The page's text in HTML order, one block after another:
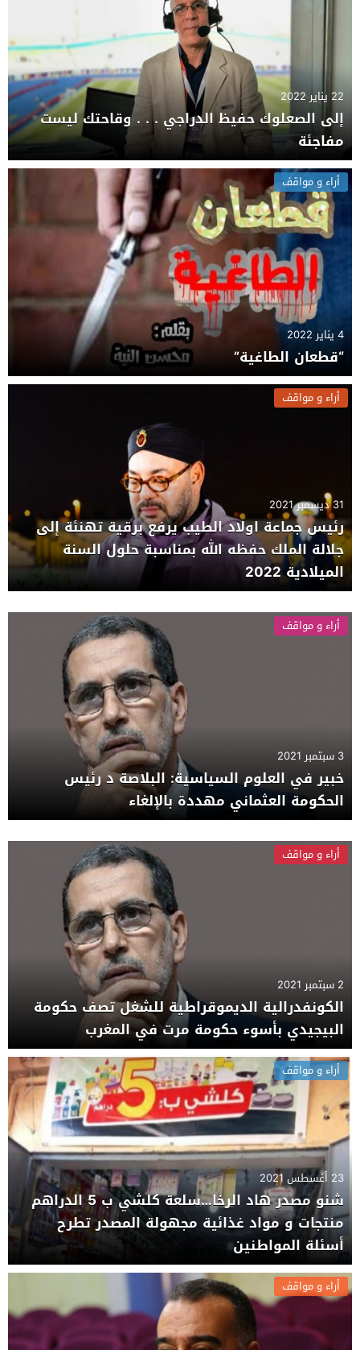
22 يناير 2022
إلى الصعلوك حفيظ الدراجي . . . وقاحتك ليست
مفاجئة
أراء و مواقف
4 يناير 2022
“قطعان الطاغية”
أراء و مواقف
31 ديسمبر 2021
رئيس جماعة اولاد الطيب يرفع برقية تهنئة إلى
جلالة الملك حفظه الله بمناسبة حلول السنة
الميلادية 2022
أراء و مواقف
3 سبتمبر 2021
خبير في العلوم السياسية: البلاصة د رئيس
الحكومة العثماني مهددة بالإلغاء
أراء و مواقف
2 سبتمبر 2021
الكونفدرالية الديموقراطية للشغل تصف حكومة
البيجيدي بأسوء حكومة مرت في المغرب
أراء و مواقف
23 أغسطس 2021
شنو مصدر هاد الرخا…سلعة كلشي ب 5 الدراهم
منتجات و مواد غذائية مجهولة المصدر تطرح
أسئلة المواطنين
أراء و مواقف